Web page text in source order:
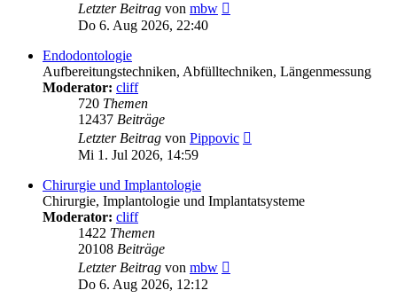
Letzter Beitrag von mbw
Do 6. Aug 2026, 22:40
Endodontologie
Aufbereitungstechniken, Abfülltechniken, Längenmessung
Moderator: cliff
720 Themen
12437 Beiträge
Letzter Beitrag von Pippovic
Mi 1. Jul 2026, 14:59
Chirurgie und Implantologie
Chirurgie, Implantologie und Implantatsysteme
Moderator: cliff
1422 Themen
20108 Beiträge
Letzter Beitrag von mbw
Do 6. Aug 2026, 12:12